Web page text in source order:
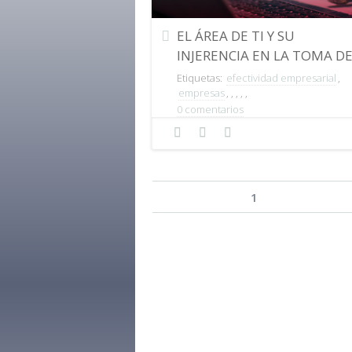
EL ÁREA DE TI Y SU
INJERENCIA EN LA TOMA DE
DECISIONES
Etiquetas: efectividad empresarial ,
empresas, , , , ,
0 comentarios
1